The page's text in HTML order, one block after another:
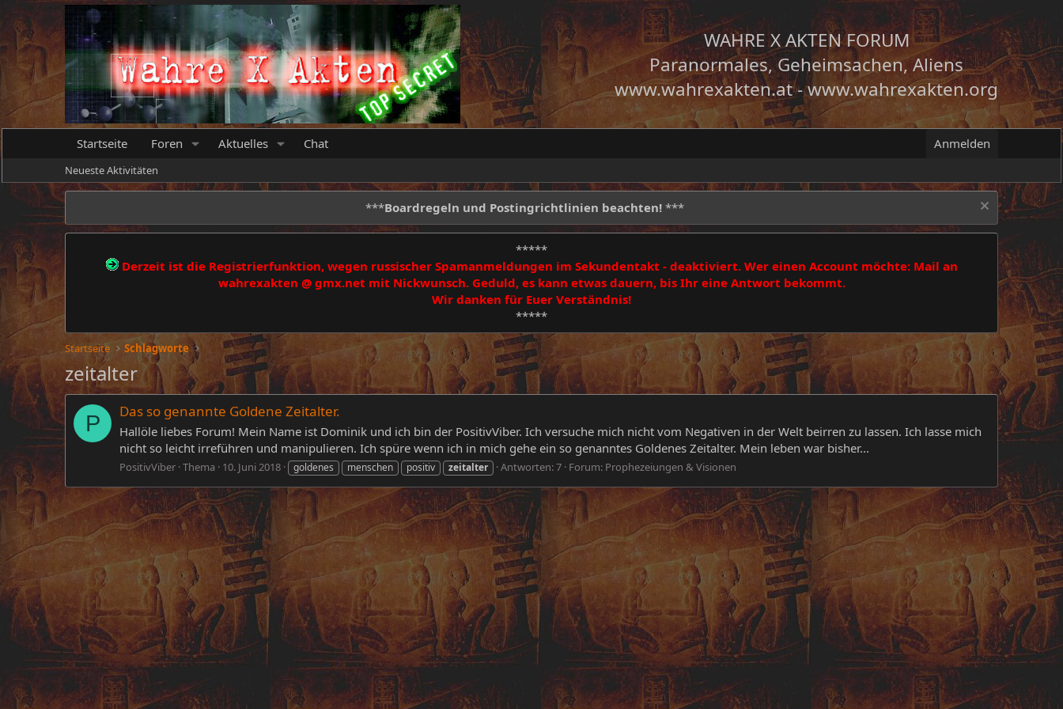
WAHRE X AKTEN FORUM
Paranormales, Geheimsachen, Aliens
www.wahrexakten.at-www.wahrexakten.org
Startseite Foren Aktuelles Chat Anmelden
Neueste Aktivitäten
***Boardregeln und Postingrichtlinien beachten! ***
*****
Derzeit ist die Registrierfunktion, wegen russischer Spamanmeldungen im Sekundentakt - deaktiviert. Wer einen Account möchte: Mail an
wahrexakten @ gmx.net mit Nickwunsch. Geduld, es kann etwas dauern, bis Ihr eine Antwort bekommt.
Wir danken für Euer Verständnis!
*****
Startseite Schlagworte
zeitalter
P Das so genannte Goldene Zeitalter.
Hallöle liebes Forum! Mein Name ist Dominik und ich bin der PositivViber. Ich versuche mich nicht vom Negativen in der Welt beirren zu lassen. Ich lasse mich
nicht so leicht irreführen und manipulieren. Ich spüre wenn ich in mich gehe ein so genanntes Goldenes Zeitalter. Mein leben war bisher...
PositivViber Thema 10. Juni 2018 goldenes menschen positiv zeitalter Antworten: 7 Forum: Prophezeiungen & Visionen